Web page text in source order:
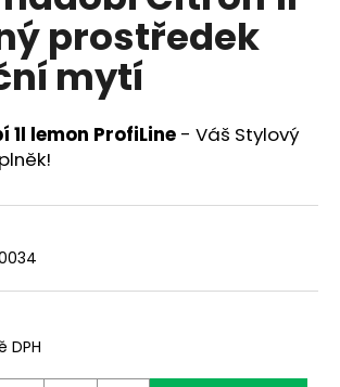
prostředek
mytí
1l lemon ProfiLine - Váš Stylový
DPH